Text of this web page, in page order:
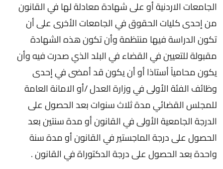
الجامعات الاردنية أو على شهادة معادلة لها في القانون
من إحدى كليات الحقوق في الجامعات الأخرى على أن
تكون الدراسة فيها منتظمة وأن تكون هذه الشهادة
مقبولة للتعيين في القضاء في البلد الذي صدرت فيه وأن
يكون محامياً أستاذا أو أن يكون قد أمضى في إحدى
وظائف الفئة الأولى في وزارة العدل /أو الامانة العامة
للمجلس القضائي مدة ثلاث سنوات بعد الحصول على
الدرجة الجامعية الأولى في القانون أو مدة سنتين بعد
الحصول على درجة الماجستير في القانون أو مدة سنة
واحدة بعد الحصول على درجة الدكتوراة في القانون .